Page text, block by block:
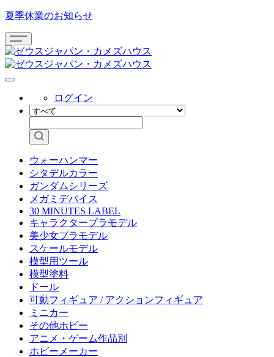
夏季休業のお知らせ
ログイン
ウォーハンマー
シタデルカラー
ガンダムシリーズ
メガミデバイス
30 MINUTES LABEL
キャラクタープラモデル
美少女プラモデル
スケールモデル
模型用ツール
模型塗料
ドール
可動フィギュア / アクションフィギュア
ミニカー
その他ホビー
アニメ・ゲーム作品別
ホビーメーカー